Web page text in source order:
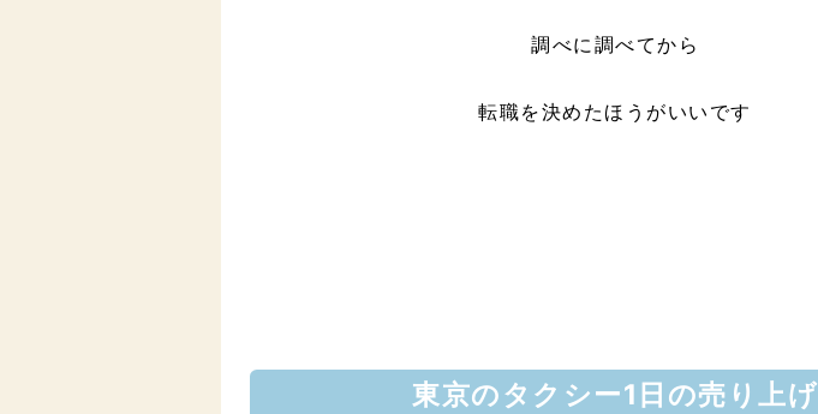
調べに調べてから
転職を決めたほうがいいです
東京のタクシー1日の売り上げ